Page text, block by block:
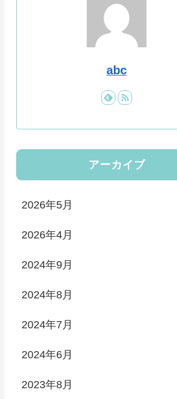
abc
アーカイブ
2026年5月
2026年4月
2024年9月
2024年8月
2024年7月
2024年6月
2023年8月